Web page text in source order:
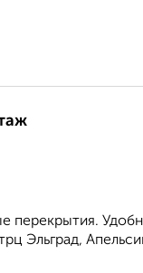
перекрытия.
Эльград,